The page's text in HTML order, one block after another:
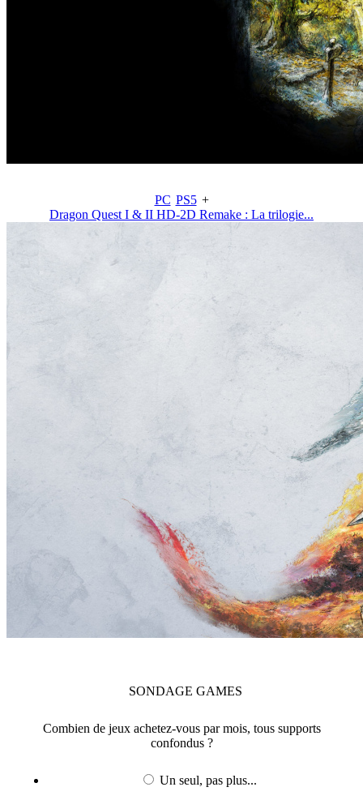
PC PS5 +
Dragon Quest I & II HD-2D Remake : La trilogie...
SONDAGE GAMES
Combien de jeux achetez-vous par mois, tous supports
confondus ?
Un seul, pas plus...